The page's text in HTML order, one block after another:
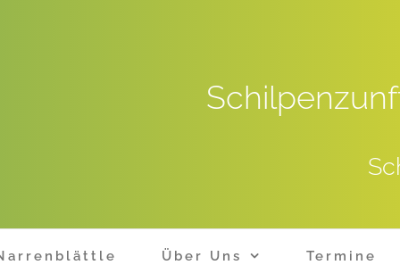
Über Uns Termine